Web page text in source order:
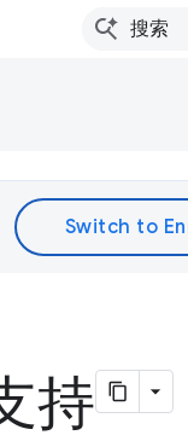
持